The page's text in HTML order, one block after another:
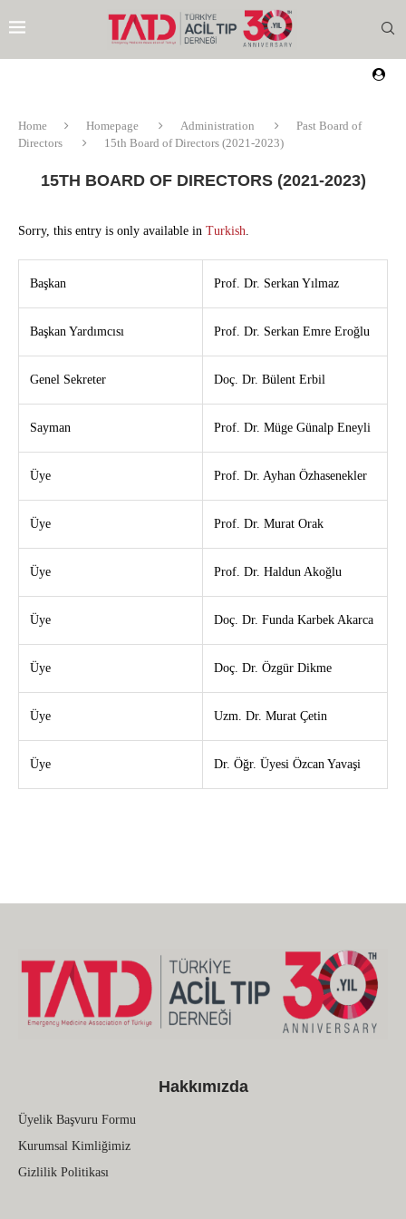
Home Homepage Administration
Past Board of
Directors
15th Board of Directors (2021-2023)
15TH BOARD OF DIRECTORS (2021-2023)
Sorry, this entry is only available in Turkish
Başkan Prof. Dr. Serkan Yılmaz
Başkan Yardımcısı Prof. Dr. Serkan Emre Eroğlu
Genel Sekreter Doç. Dr. Bülent Erbil
Sayman Prof. Dr. Müge Günalp Eneyli
Üye Prof. Dr. Ayhan Özhasenekler
Üye Prof. Dr. Murat Orak
Üye Prof. Dr. Haldun Akoğlu
Üye Doç. Dr. Funda Karbek Akarca
Üye Doç. Dr. Özgür Dikme
Üye Uzm. Dr. Murat Çetin
Üye Dr. Öğr. Üyesi Özcan Yavaşi
Hakkımızda
Üyelik Başvuru Formu
Kurumsal Kimliğimiz
Gizlilik Politikası